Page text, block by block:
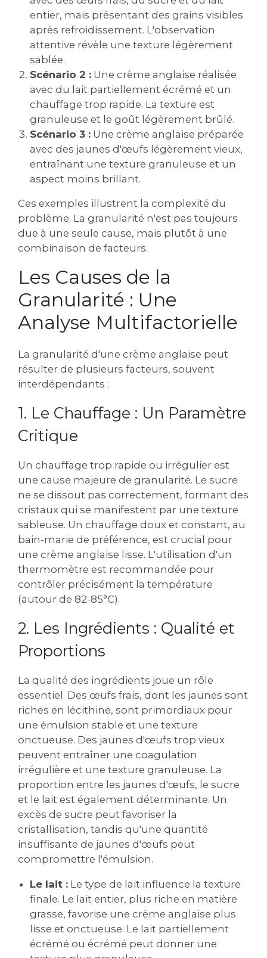
entier, mais présentant des grains visibles
après refroidissement. L'observation
attentive révèle une texture légèrement
sablée.
Scénario 2 : Une crème anglaise réalisée
avec du lait partiellement écrémé et un
chauffage trop rapide. La texture est
granuleuse et le goût légèrement brûlé.
Scénario 3 : Une crème anglaise préparée
avec des jaunes d'œufs légèrement vieux,
entraînant une texture granuleuse et un
aspect moins brillant.
Ces exemples illustrent la complexité du
problème. La granularité n'est pas toujours
due à une seule cause, mais plutôt à une
combinaison de facteurs.
Les Causes de la
Granularité : Une
Analyse Multifactorielle
La granularité d'une crème anglaise peut
résulter de plusieurs facteurs, souvent
interdépendants :
1. Le Chauffage : Un Paramètre
Critique
Un chauffage trop rapide ou irrégulier est
une cause majeure de granularité. Le sucre
ne se dissout pas correctement, formant des
cristaux qui se manifestent par une texture
sableuse. Un chauffage doux et constant, au
bain-marie de préférence, est crucial pour
une crème anglaise lisse. L'utilisation d'un
thermomètre est recommandée pour
contrôler précisément la température
(autour de 82-85°C).
2. Les Ingrédients : Qualité et
Proportions
La qualité des ingrédients joue un rôle
essentiel. Des œufs frais, dont les jaunes sont
riches en lécithine, sont primordiaux pour
une émulsion stable et une texture
onctueuse. Des jaunes d'œufs trop vieux
peuvent entraîner une coagulation
irrégulière et une texture granuleuse. La
proportion entre les jaunes d'œufs, le sucre
et le lait est également déterminante. Un
excès de sucre peut favoriser la
cristallisation, tandis qu'une quantité
insuffisante de jaunes d'œufs peut
compromettre l'émulsion.
Le lait : Le type de lait influence la texture
finale. Le lait entier, plus riche en matière
grasse, favorise une crème anglaise plus
lisse et onctueuse. Le lait partiellement
écrémé ou écrémé peut donner une